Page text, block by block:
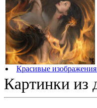
Красивые
Картинки из